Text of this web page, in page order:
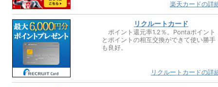
楽天カードの詳
リクルートカード
ポイント還元率1.2％。Pontaポイント
とポイントの相互交換ができて使い勝手
も良好。
リクルートカードの詳